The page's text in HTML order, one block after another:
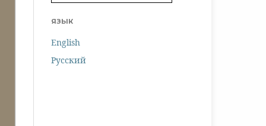
ЯЗЫК
English
Русский